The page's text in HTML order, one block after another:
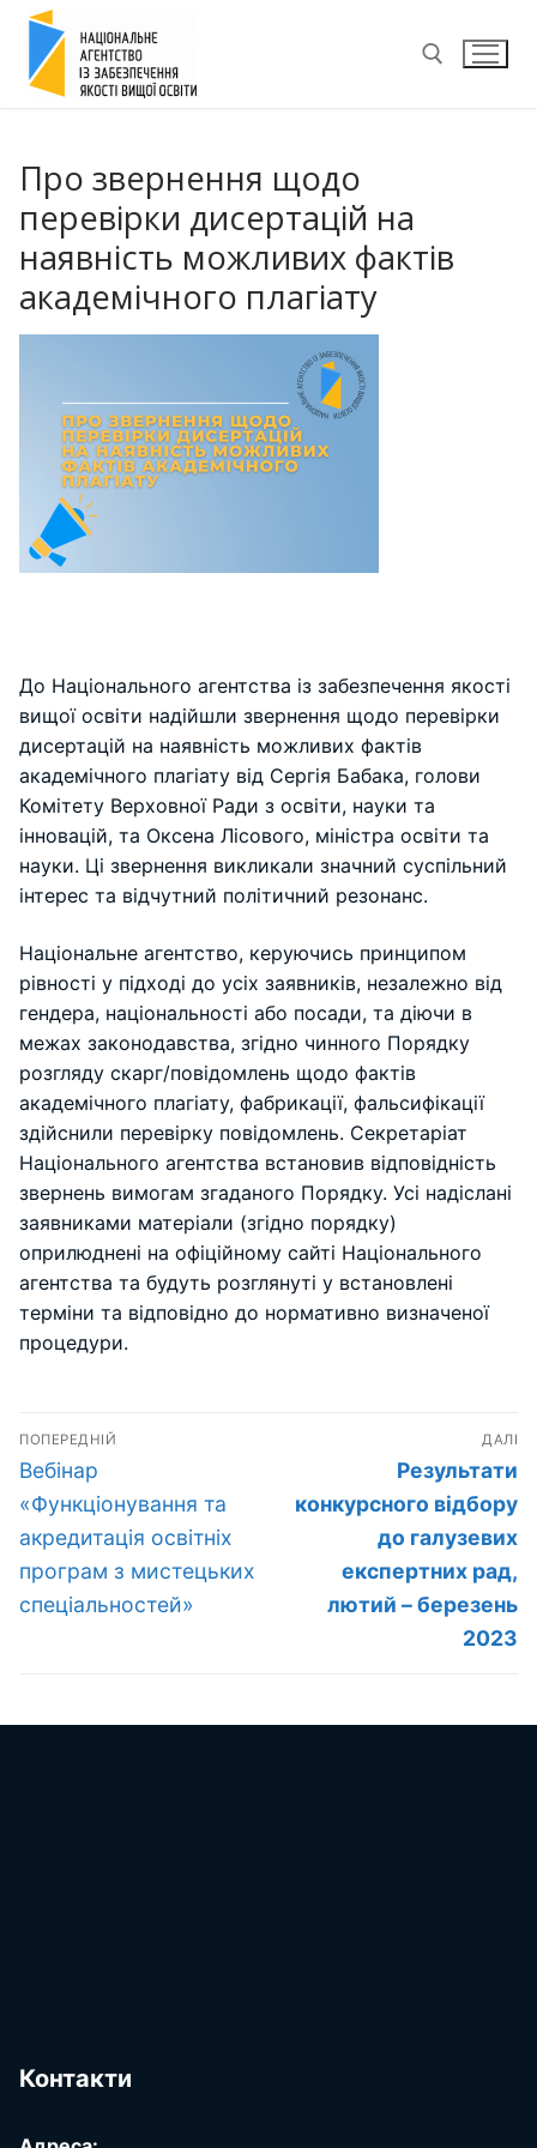
Перейти
вмісту
Про звернення щодо
перевірки дисертацій на
наявність можливих фактів
академічного плагіату
До Національного агентства із забезпечення якості
вищої освіти надійшли звернення щодо перевірки
дисертацій на наявність можливих фактів
академічного плагіату від Сергія Бабака, голови
Комітету Верховної Ради з освіти, науки та
інновацій, та Оксена Лісового, міністра освіти та
науки. Ці звернення викликали значний суспільний
інтерес та відчутний політичний резонанс.
Національне агентство, керуючись принципом
рівності у підході до усіх заявників, незалежно від
гендера, національності або посади, та діючи в
межах законодавства, згідно чинного Порядку
розгляду скарг/повідомлень щодо фактів
академічного плагіату, фабрикації, фальсифікації
здійснили перевірку повідомлень. Секретаріат
Національного агентства встановив відповідність
звернень вимогам згаданого Порядку. Усі надіслані
заявниками матеріали (згідно порядку)
оприлюднені на офіційному сайті Національного
агентства та будуть розглянуті у встановлені
терміни та відповідно до нормативно визначеної
процедури.
Навігація
записів
ПОПЕРЕДНІЙ
Попередній
запис:
Вебінар
«Функціонування та
акредитація освітніх
програм з мистецьких
спеціальностей»
ДАЛІ
Наступний
запис:
Результати
конкурсного відбору
до галузевих
експертних рад,
лютий – березень
2023
Контакти